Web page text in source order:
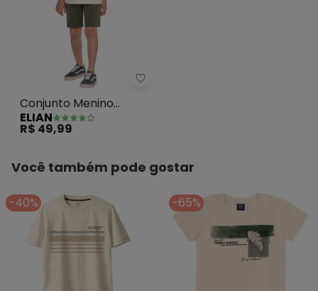
Elian - Conjunto Menino
Conjunto Menino
Camiseta e Bermuda
Bege
ELIAN
R$ 49,99
Você também pode gostar
-40% -65%